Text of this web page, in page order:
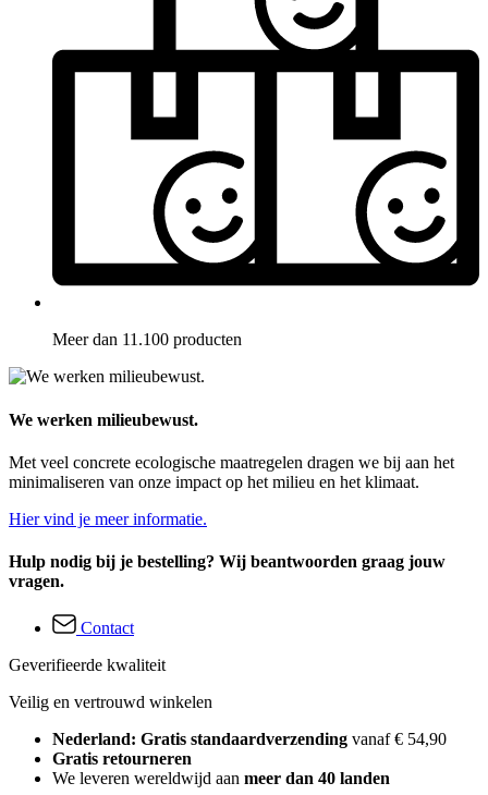
Meer dan 11.100 producten
We werken milieubewust.
Met veel concrete ecologische maatregelen dragen we bij aan het
minimaliseren van onze impact op het milieu en het klimaat.
Hier vind je meer informatie.
Hulp nodig bij je bestelling? Wij beantwoorden graag jouw
vragen.
Contact
Geverifieerde kwaliteit
Veilig en vertrouwd winkelen
Nederland: Gratis standaardverzending vanaf € 54,90
Gratis retourneren
We leveren wereldwijd aan meer dan 40 landen